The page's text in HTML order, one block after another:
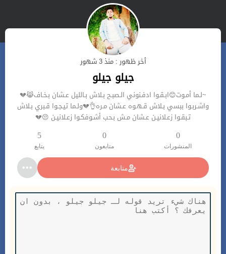
أخر ظهور : منذ 3 شهور
جيلو جيلو
~لـما أمـوت😊ابـقـوا ادفـنوني الـصبـح بـلاش بـالليل عـشان بـخـاف😹💔
واشـربـوا ببسي بـلاش قـهـوه عـشان مـره👌💔ولـما تيـجـوا قـبري بـلاش
تـبقـوا زعـلانيـن عـشان مـش بـحب أشـوفكـوا زعـلانيـن 😔💔
0
المنشورات
0
متابعون
5
يتابع
متابعة